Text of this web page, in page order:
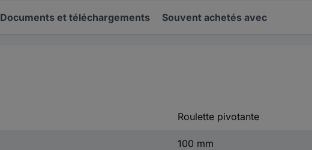
Documents et téléchargements Souvent achetés avec
Roulette pivotante
100 mm